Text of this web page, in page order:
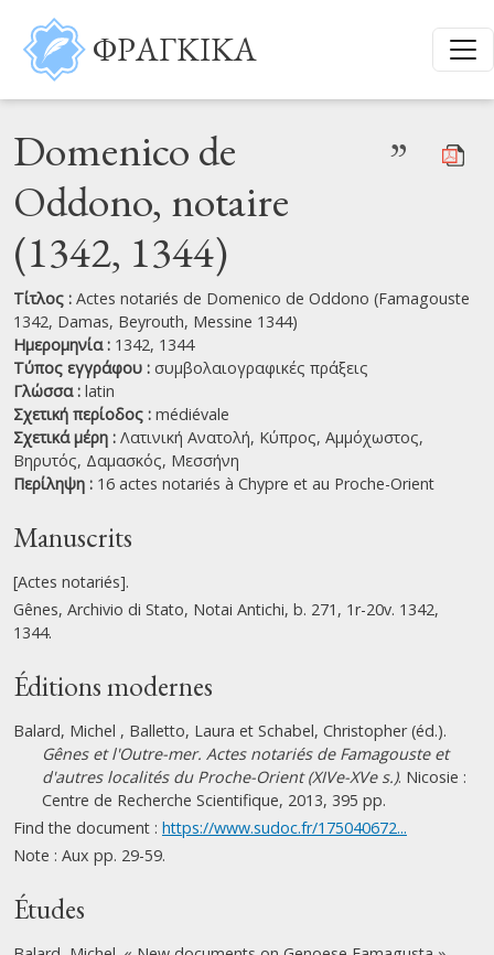
Παράκαμψη προς το κυρίως περιεχόμενο
ΦΡΑΓΚΙΚΑ
Domenico de
Oddono, notaire
(1342, 1344)
”
Τίτλος : Actes notariés de Domenico de Oddono (Famagouste
1342, Damas, Beyrouth, Messine 1344)
Ημερομηνία : 1342, 1344
Τύπος εγγράφου : συμβολαιογραφικές πράξεις
Γλώσσα : latin
Σχετική περίοδος : médiévale
Σχετικά μέρη : Λατινική Ανατολή, Κύπρος, Αμμόχωστος,
Βηρυτός, Δαμασκός, Μεσσήνη
Περίληψη : 16 actes notariés à Chypre et au Proche-Orient
Manuscrits
[Actes notariés].
Gênes, Archivio di Stato, Notai Antichi, b. 271, 1r-20v. 1342,
1344.
Éditions modernes
Balard, Michel , Balletto, Laura et Schabel, Christopher (éd.).
Gênes et l'Outre-mer. Actes notariés de Famagouste et
d'autres localités du Proche-Orient (XIVe-XVe s.). Nicosie :
Centre de Recherche Scientifique, 2013, 395 pp.
Find the document : https://www.sudoc.fr/175040672...
Note : Aux pp. 29-59.
Études